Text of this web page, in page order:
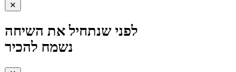
✕
לפני שנתחיל את השיחה
נשמח להכיר